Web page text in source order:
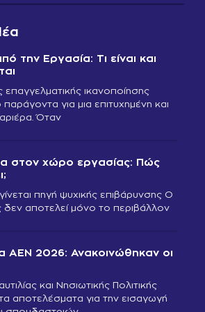
την Εργασία: Τι είναι και
ικανοποίησης
για μια επιτυχημένη και
Όταν
στον χώρο εργασίας: Πώς
πηγή ψυχικής επιβάρυνσης Ο
αποτελεί μόνο το περιβάλλον
ΑΕΝ 2026: Ανακοινώθηκαν οι
και Νησιωτικής Πολιτικής
αποτελέσματα για την εισαγωγή